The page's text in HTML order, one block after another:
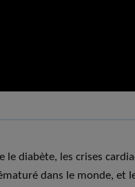
diabète, les crises
dans le monde, et